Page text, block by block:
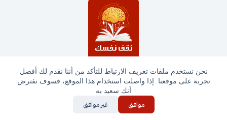
نحن نستخدم ملفات تعريف الارتباط للتأكد من أننا نقدم لك أفضل
تجربة على موقعنا. إذا واصلت استخدام هذا الموقع، فسوف نفترض
أنك سعيد به
موافق غير موافق
جميع الحقوق محفوظة © ثقف نفسك 2025